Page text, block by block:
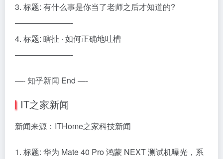
3. 标题: 有什么事是你当了老师之后才知道的?
———————-
4. 标题: 瞎扯 · 如何正确地吐槽
———————-
—- 知乎新闻 End —-
IT之家新闻
新闻来源：ITHome之家科技新闻
1. 标题: 华为 Mate 40 Pro 鸿蒙 NEXT 测试机曝光，系